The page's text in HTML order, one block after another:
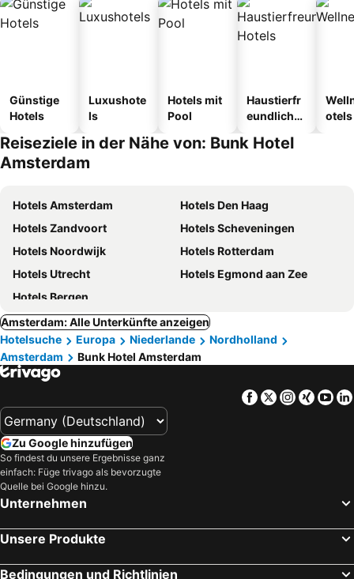
Günstige
Hotels
Luxushote
ls
Hotels mit
Pool
Haustierfr
eundliche
otels
Reiseziele in der Nähe von: Bunk Hotel
Amsterdam
Hotels Amsterdam
Hotels Den Haag
Hotels Zandvoort
Hotels Scheveningen
Hotels Noordwijk
Hotels Rotterdam
Hotels Utrecht
Hotels Egmond aan Zee
Hotels Bergen
Amsterdam: Alle Unterkünfte anzeigen
Hotelsuche
Europa Niederlande
Nordholland
Amsterdam
Bunk Hotel Amsterdam
Facebook
TwitterXing
Zu Google hinzufügen
So findest du unsere Ergebnisse ganz
einfach: Füge trivago als bevorzugte
Quelle bei Google hinzu.
Unternehmen
Unsere Produkte
Bedingungen und Richtlinien